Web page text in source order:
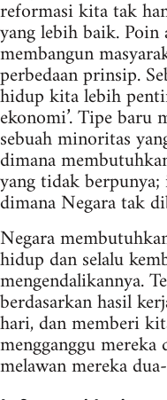
reformasi kita tak
yang lebih baik.
membangun
perbedaan prinsip.
hidup kita lebih
ekonomi’. Tipe baru
sebuah minoritas
dimana
yang tidak
dimana Negara tak
Negara
hidup dan selalu
mengendalikannya.
berdasarkan hasil
hari, dan memberi
mengganggu
melawan mereka